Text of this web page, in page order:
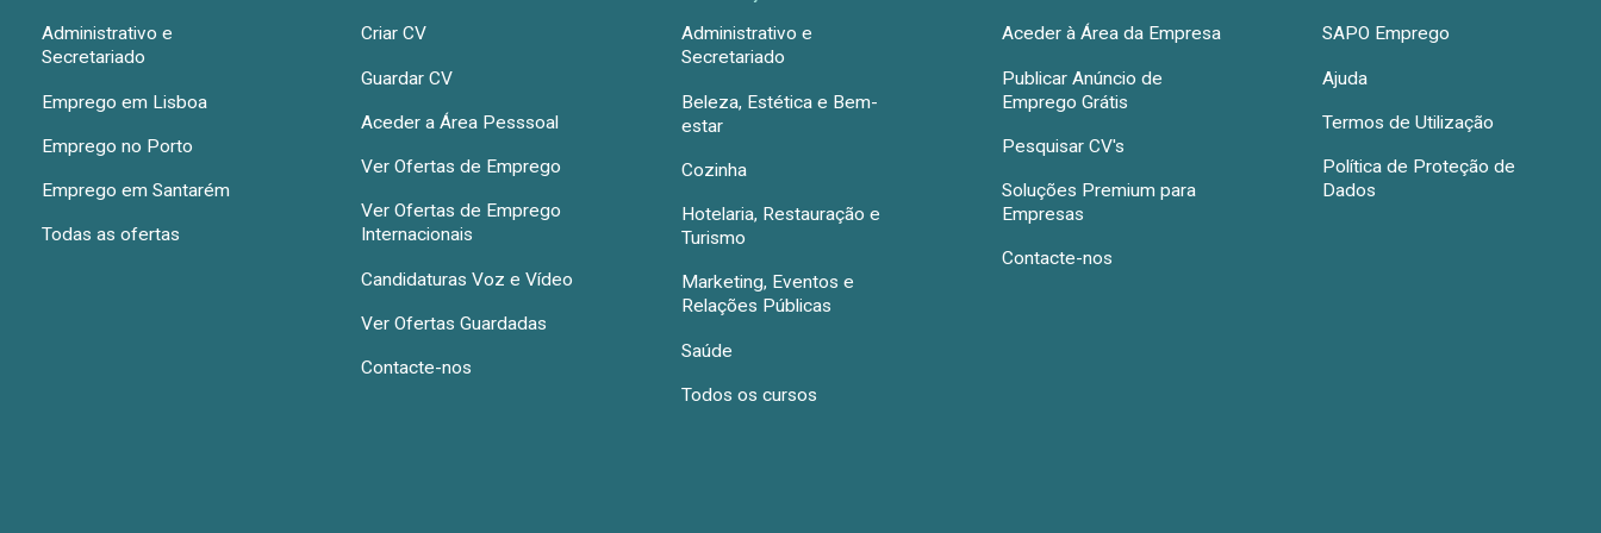
Administrativo e
Secretariado
Emprego em Lisboa
Emprego no Porto
Emprego em Santarém
Todas as ofertas
Criar CV
Guardar CV
Aceder a Área Pesssoal
Ver Ofertas de Emprego
Ver Ofertas de Emprego
Internacionais
Candidaturas Voz e Vídeo
Ver Ofertas Guardadas
Contacte-nos
Administrativo e
Secretariado
Beleza, Estética e Bem-
estar
Cozinha
Hotelaria, Restauração e
Turismo
Marketing, Eventos e
Relações Públicas
Saúde
Todos os cursos
Aceder à Área da Empresa
Publicar Anúncio de
Emprego Grátis
Pesquisar CV's
Soluções Premium para
Empresas
Contacte-nos
SAPO Emprego
Ajuda
Termos de Utilização
Política de Proteção de
Dados